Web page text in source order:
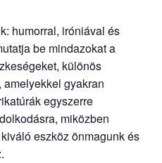
humorral, iróniával és
be mindazokat a
különös
gyakran
egyszerre
miközben
eszköz önmagunk és